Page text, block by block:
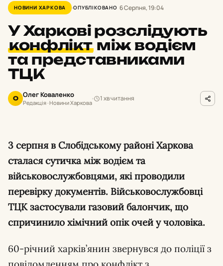
НОВИНИ ХАРКОВА ОПУБЛІКОВАНО 6 Серпня, 19:04
У Харкові розслідують
конфлікт між водієм
та представниками
ТЦК
О Олег Коваленко
Редакція · Новини Харкова
1 хв читання
3 серпня в Слобідському районі Харкова
сталася сутичка між водієм та
військовослужбовцями, які проводили
перевірку документів. Військовослужбовці
ТЦК застосували газовий балончик, що
спричинило хімічний опік очей у чоловіка.
60-річний харків’янин звернувся до поліції з